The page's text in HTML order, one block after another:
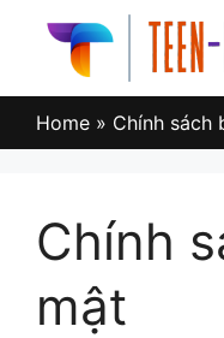
Home » Chính sách
Chính
mật